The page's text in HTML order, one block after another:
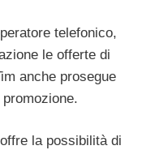
telefonico,
le offerte di
anche prosegue
la possibilità di